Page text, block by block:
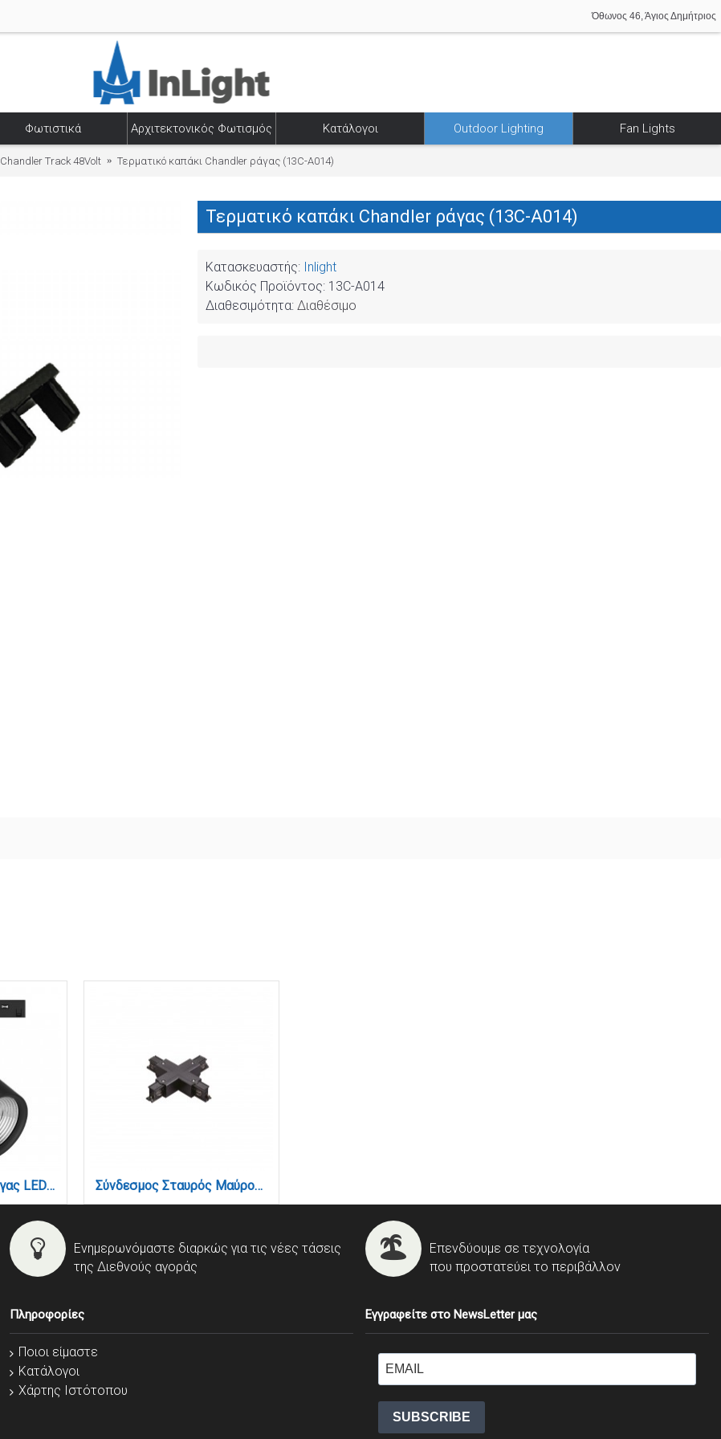
Όθωνος 46, Άγιος Δημήτριος
Φωτιστικά Αρχιτεκτονικός Φωτισμός Κατάλογοι Outdoor Lighting Fan Lights
Chandler Track 48Volt Τερματικό καπάκι Chandler ράγας (13C-A014)
Τερματικό καπάκι Chandler ράγας (13C-A014)
Κατασκευαστής: Inlight
Κωδικός Προϊόντος: 13C-A014
Διαθεσιμότητα: Διαθέσιμο
Σποτ μαγνητικής ράγας LED 10W 4000K σε μαύρη απόχρωση D:8cmX12,7cm (T02102-BL) Σύνδεσμος Σταυρός Μαύρος Μονοφασικής Ράγας (TC1-031-BL)
Ενημερωνόμαστε διαρκώς για τις νέες τάσεις
της Διεθνούς αγοράς
Επενδύουμε σε τεχνολογία
που προστατεύει το περιβάλλον
Πληροφορίες
Ποιοι είμαστε
Κατάλογοι
Χάρτης Ιστότοπου
Εγγραφείτε στο NewsLetter μας
SUBSCRIBE